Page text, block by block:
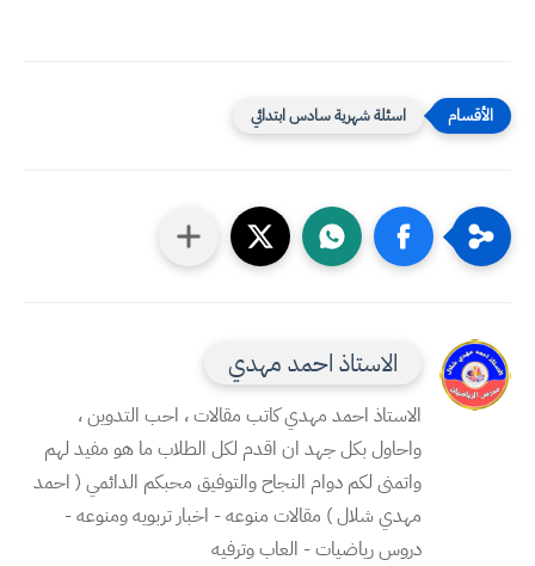
اسئلة شهرية سادس ابتدائي
الاستاذ احمد مهدي
الاستاذ احمد مهدي كاتب مقالات ، احب التدوين ،
واحاول بكل جهد ان اقدم لكل الطلاب ما هو مفيد لهم
واتمنى لكم دوام النجاح والتوفيق محبكم الدائمي ( احمد
مهدي شلال ) مقالات منوعه - اخبار تربويه ومنوعه -
دروس رياضيات - العاب وترفيه